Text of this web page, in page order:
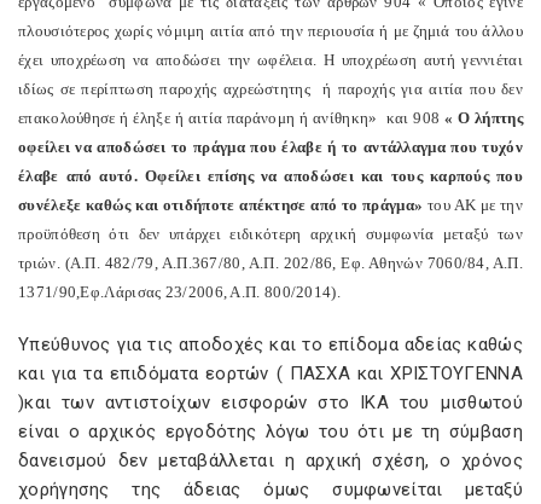
πλουσιότερος χωρίς νόμιμη αιτία από την περιουσία ή με ζημιά του άλλου
έχει υποχρέωση να αποδώσει την ωφέλεια. Η υποχρέωση αυτή γεννιέται
ιδίως σε περίπτωση παροχής αχρεώστητης
ή παροχής για αιτία που δεν
επακολούθησε ή έληξε ή αιτία παράνομη ή ανίθηκη» και 908« Ο λήπτης
οφείλει να αποδώσει το πράγμα που έλαβε ή το αντάλλαγμα που τυχόν
έλαβε από αυτό. Οφείλει επίσης να αποδώσει και τους καρπούς που
συνέλεξε καθώς και οτιδήποτε απέκτησε από το πράγμα» του ΑΚ με την
προϋπόθεση ότι δεν υπάρχει ειδικότερη αρχική συμφωνία μεταξύ των
τριών. (Α.Π. 482/79, Α.Π.367/80, Α.Π. 202/86, Εφ. Αθηνών 7060/84, Α.Π.
1371/90,Εφ.Λάρισας 23/2006, Α.Π. 800/2014).
Υπεύθυνος για τις αποδοχές και το επίδομα αδείας καθώς
και για τα επιδόματα εορτών ( ΠΑΣΧΑ και ΧΡΙΣΤΟΥΓΕΝΝΑ
)και των αντιστοίχων εισφορών στο ΙΚΑ του μισθωτού
είναι ο αρχικός εργοδότης λόγω του ότι με τη σύμβαση
δανεισμού δεν μεταβάλλεται η αρχική σχέση, ο χρόνος
χορήγησης της άδειας όμως συμφωνείται μεταξύ